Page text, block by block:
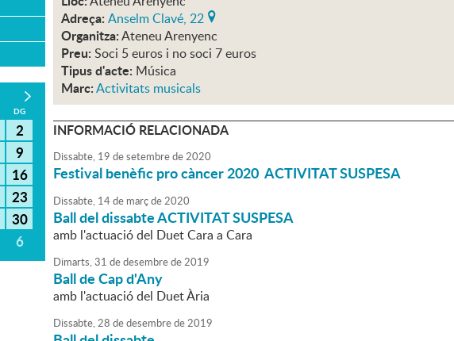
DG
2
9
16
23
30
6
Adreça: Anselm Clavé, 22
Organitza:Ateneu Arenyenc
Preu: Soci 5 euros i no soci 7 euros
Tipus d'acte: Música
Marc:Activitats musicals
INFORMACIÓ RELACIONADA
Dissabte, 19 desetembrede2020
Festival benèfic pro càncer 2020 ACTIVITAT SUSPESA
Dissabte, 14de marçde2020
Ball del dissabte ACTIVITAT SUSPESA
amb l'actuació del Duet Cara a Cara
Dimarts,31 dedesembrede2019
Ball de Cap d'Any
amb l'actuació del Duet Ària
Dissabte,28 dedesembrede2019